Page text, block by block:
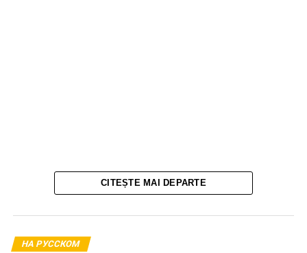
CITEȘTE MAI DEPARTE
НА РУССКОМ